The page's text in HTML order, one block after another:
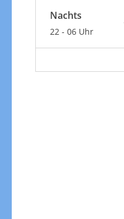
Nachts
22 - 06 Uhr
Zur